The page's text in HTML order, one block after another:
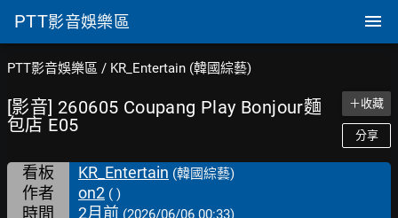
PTT影音娛樂區
PTT影音娛樂區 / KR_Entertain (韓國綜藝)
[影音] 260605 Coupang Play Bonjour麵
包店 E05
＋收藏
分享
看板 KR_Entertain (韓國綜藝)
作者 on2 ( )
時間 2月前 (2026/06/06 00:33)